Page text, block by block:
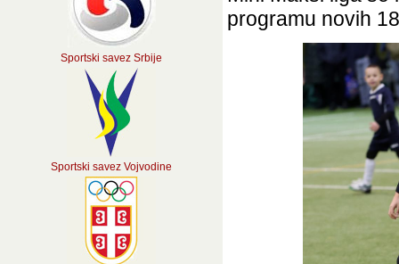
Sportski savez Srbije
Sportski savez Vojvodine
programu novih